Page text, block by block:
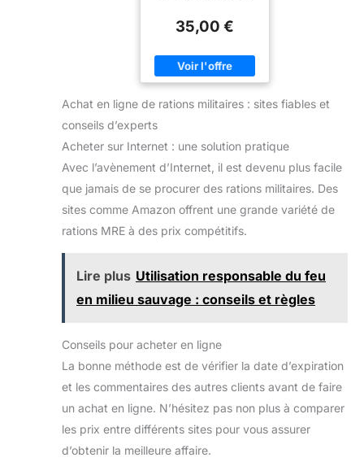
35,00 €
Achat en ligne de rations militaires : sites fiables et
conseils d’experts
Acheter sur Internet : une solution pratique
Avec l’avènement d’Internet, il est devenu plus facile
que jamais de se procurer des rations militaires. Des
sites comme Amazon offrent une grande variété de
rations MRE à des prix compétitifs.
Lire plus Utilisation responsable du feu
en milieu sauvage : conseils et règles
Conseils pour acheter en ligne
La bonne méthode est de vérifier la date d’expiration
et les commentaires des autres clients avant de faire
un achat en ligne. N’hésitez pas non plus à comparer
les prix entre différents sites pour vous assurer
d’obtenir la meilleure affaire.